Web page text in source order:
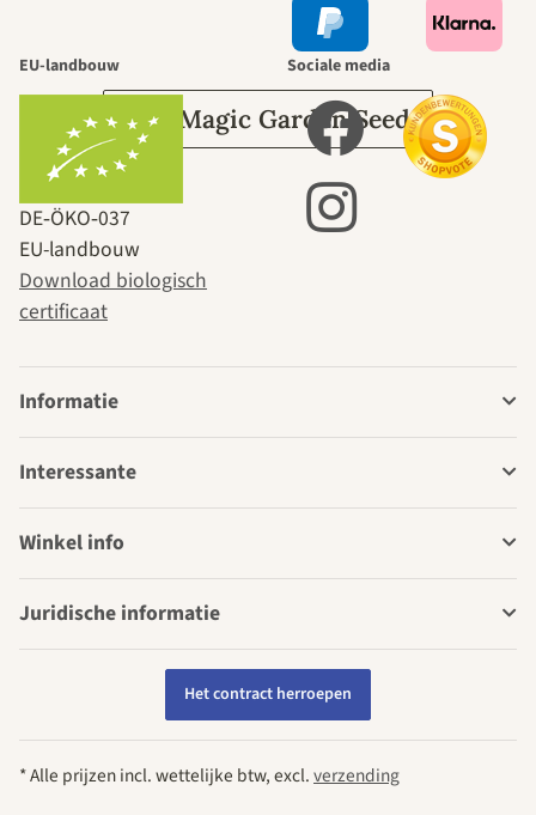
tuin.
Over Magic Garden Seeds
EU-landbouw
DE‑ÖKO‑037
EU-landbouw
Download biologisch
certificaat
Sociale media
Informatie
Interessante
Winkel info
Juridische informatie
Het contract herroepen
* Alle prijzen incl. wettelijke btw, excl.verzending